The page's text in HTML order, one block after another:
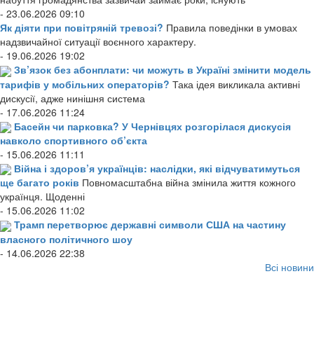
- 23.06.2026 09:10
Як діяти при повітряній тревозі? Правила поведінки в умовах
надзвичайної ситуації воєнного характеру.
- 19.06.2026 19:02
Зв’язок без абонплати: чи можуть в Україні змінити модель
тарифів у мобільних операторів? Така ідея викликала активні
дискусії, адже нинішня система
- 17.06.2026 11:24
Басейн чи парковка? У Чернівцях розгорілася дискусія
навколо спортивного об’єкта
- 15.06.2026 11:11
Війна і здоров’я українців: наслідки, які відчуватимуться
ще багато років Повномасштабна війна змінила життя кожного
українця. Щоденні
- 15.06.2026 11:02
Трамп перетворює державні символи США на частину
власного політичного шоу
- 14.06.2026 22:38
Всі новини